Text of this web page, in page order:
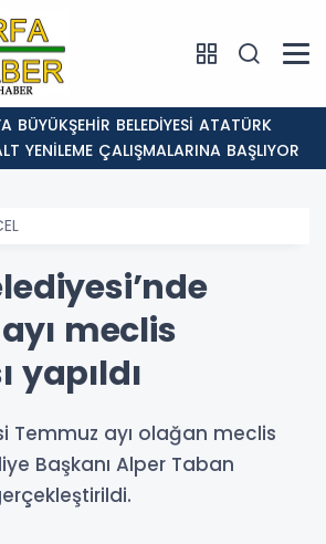
YENİLEME ÇALIŞMALARINA BAŞLIYOR
meclis
yapıldı
Temmuz ayı olağan meclis
Başkanı Alper Taban